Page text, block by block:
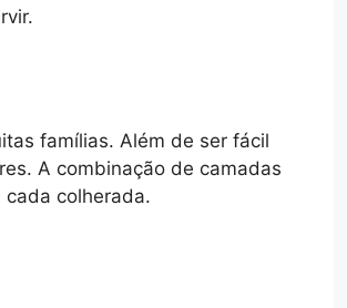
famílias. Além de ser fácil
A combinação de camadas
cada colherada.